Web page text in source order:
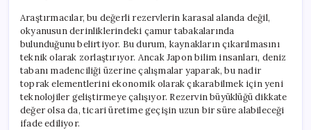
Araştırmacılar, bu değerli rezervlerin karasal alanda değil,
okyanusun derinliklerindeki çamur tabakalarında
bulunduğunu belirtiyor. Bu durum, kaynakların çıkarılmasını
teknik olarak zorlaştırıyor. Ancak Japon bilim insanları, deniz
tabanı madenciliği üzerine çalışmalar yaparak, bu nadir
toprak elementlerini ekonomik olarak çıkarabilmek için yeni
teknolojiler geliştirmeye çalışıyor. Rezervin büyüklüğü dikkate
değer olsa da, ticari üretime geçişin uzun bir süre alabileceği
ifade ediliyor.